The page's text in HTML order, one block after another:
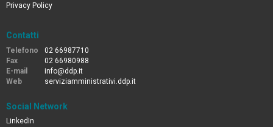
Privacy Policy
Contatti
Telefono
02 66987710
Fax
02 66980988
E-mail
info@ddp.it
Web
serviziamministrativi.ddp.it
Social Network
LinkedIn